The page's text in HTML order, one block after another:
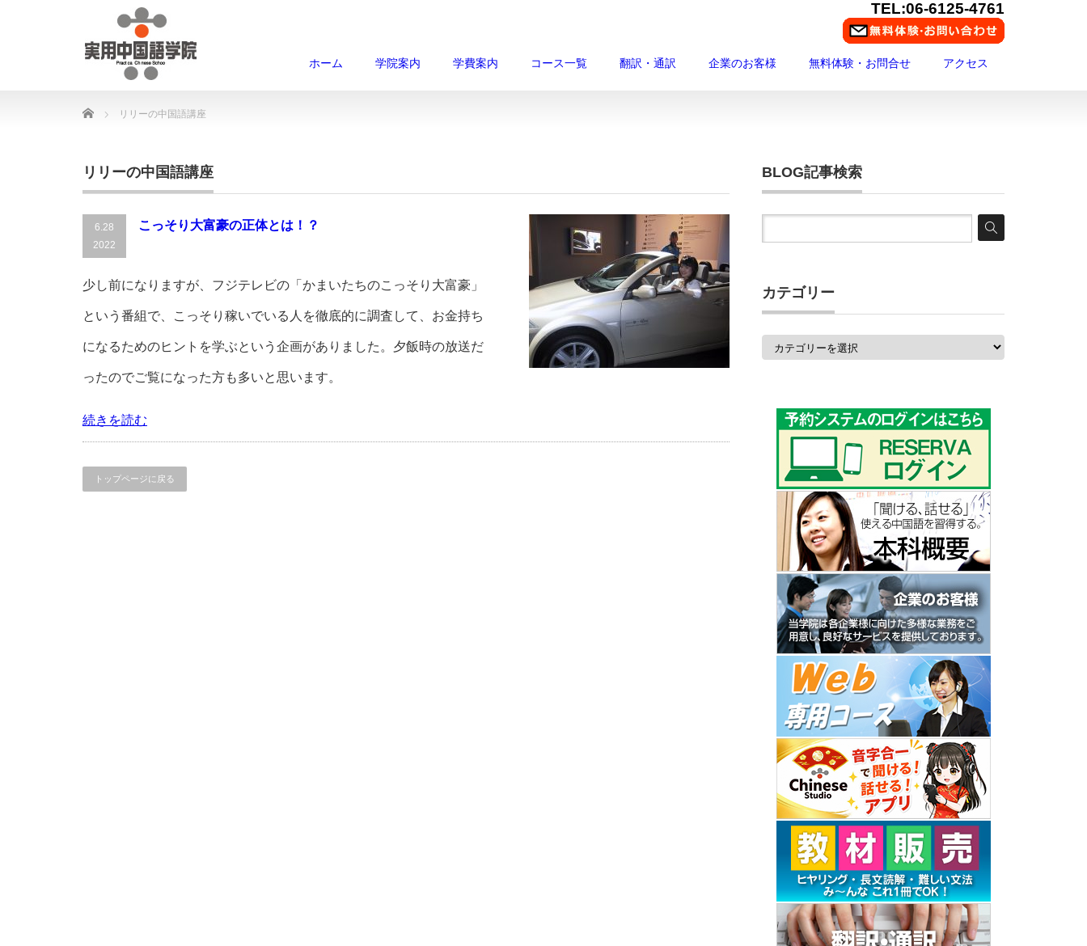
TEL:06-6125-4761
ホーム 学院案内 学費案内 コース一覧 翻訳・通訳 企業のお客様 無料体験・お問合せ アクセス
Home リリーの中国語講座
リリーの中国語講座
6.28
2022
こっそり大富豪の正体とは！？
少し前になりますが、フジテレビの「かまいたちのこっそり大富豪」
という番組で、こっそり稼いでいる人を徹底的に調査して、お金持ち
になるためのヒントを学ぶという企画がありました。夕飯時の放送だ
ったのでご覧になった方も多いと思います。
続きを読む
トップページに戻る
BLOG記事検索
カテゴリー
カ